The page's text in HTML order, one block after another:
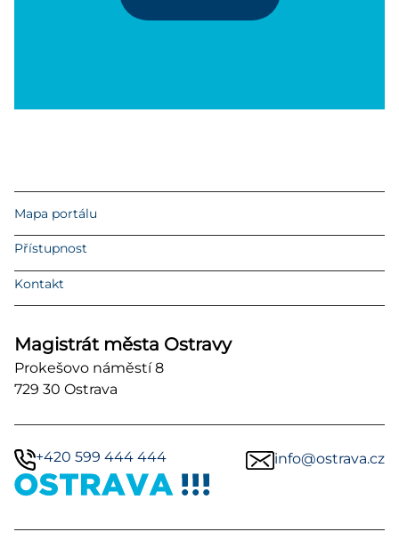
Mapa portálu
Přístupnost
Kontakt
Magistrát města Ostravy
Prokešovo náměstí 8
729 30 Ostrava
+420 599 444 444 info@ostrava.cz